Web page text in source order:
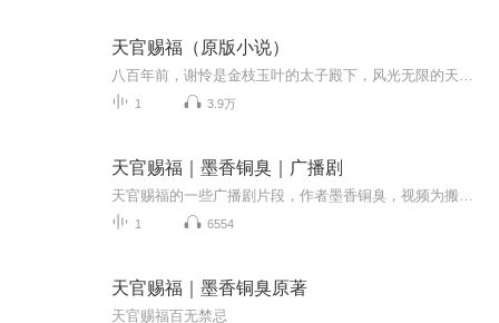
天官赐福（原版小说）
1 3.9万
天官赐福｜墨香铜臭｜广播剧
1 6554
天官赐福｜墨香铜臭原著
天官赐福百无禁忌